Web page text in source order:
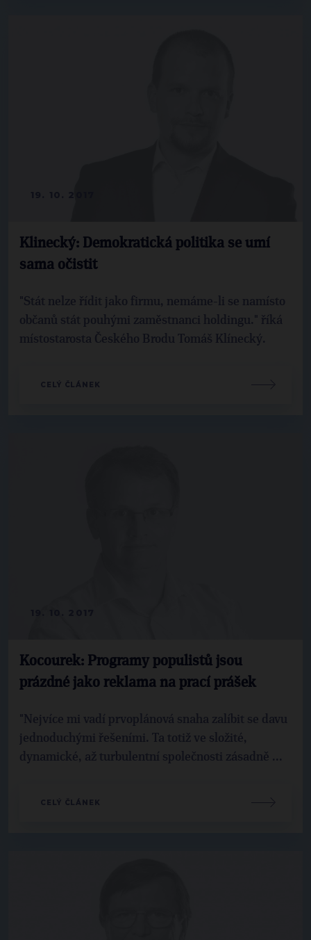
Klinecký: Demokratická politika se umí
sama očistit
"Stát nelze řídit jako firmu, nemáme-li se namísto
občanů stát pouhými zaměstnanci holdingu." říká
místostarosta Českého Brodu Tomáš Klínecký.
CELÝ ČLÁNEK
Kocourek: Programy populistů jsou
prázdné jako reklama na prací prášek
"Nejvíce mi vadí prvoplánová snaha zalíbit se davu
jednoduchými řešeními. Ta totiž ve složité,
dynamické, až turbulentní společnosti zásadně ...
CELÝ ČLÁNEK